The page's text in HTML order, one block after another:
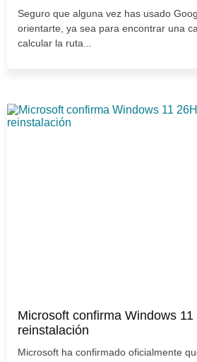
Seguro que alguna vez has usado
orientarte, ya sea para encontrar una
calcular la ruta...
Microsoft confirma Windows
reinstalación
Microsoft ha confirmado oficialmente